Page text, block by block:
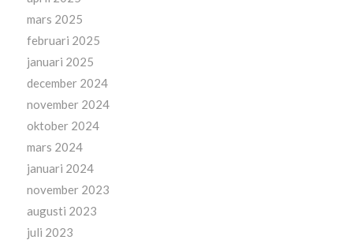
mars 2025
februari 2025
januari 2025
december 2024
november 2024
oktober 2024
mars 2024
januari 2024
november 2023
augusti 2023
juli 2023